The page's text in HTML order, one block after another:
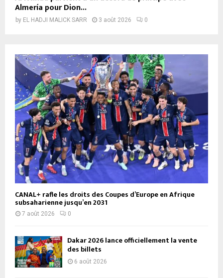
Almería pour Dion...
by EL HADJI MALICK SARR 3 août 2026 0
CANAL+ rafle les droits des Coupes d’Europe en Afrique
subsaharienne jusqu’en 2031
7 août 2026 0
Dakar 2026 lance officiellement la vente
des billets
6 août 2026